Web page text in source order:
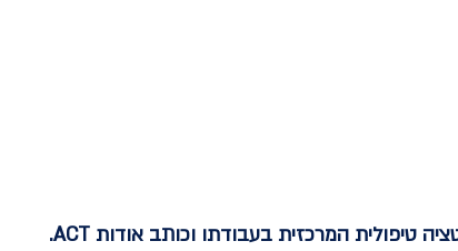
, פסיכולוג קליני וד"ר לסוציולוגיה. משתמש ב ACT - כאוריינטציה טיפולית המרכזית בעבודתו וכותב אודות ACT.